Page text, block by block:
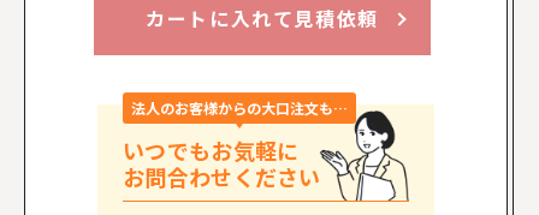
カートに入れて見積依頼
法人のお客様からの大口注文も…
いつでもお気軽に
お問合わせください